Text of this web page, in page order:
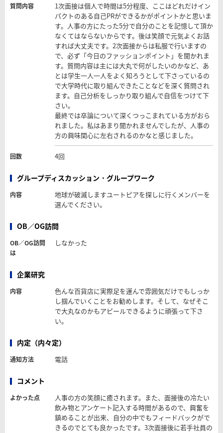
質問内容
1次面接は個人で時間は5分程度、ここはどれだけイン
パクトのある自己PRができるかがポイントかと思いま
す。人事の方にたった5分で自分のことを記憶して頂か
なくてはならないからです。後は笑顔で元気よくお話
すれば大丈夫です。2次面接からは私服で行いますの
で、必ず「今日のファッションポイント」を聞かれま
す。質問内容は主には大丸で何がしたいのかなど、あ
とは学生一人一人をよく知ろうとして下さっているの
で大学時代に取り組んできたことなどを深く質問され
ます。自己分析をしっかり取り組んで自信をつけて下
さい。
最終では卒論について深くつっこまれている方がおら
れました。私はあまり聞かれませんでしたが、人事の
方の興味関心に左右されるのかなと感じました。
回数 4回
グループディスカッション・グループワーク
内容
地球が破滅しますユートピアを探しに行くメンバーを
選んでください。
OB／OG訪問
OB／OG訪問
は
しなかった
企業研究
内容
色んな百貨店に実際足を運んで雰囲気だけでもしっか
し掴んでいくことをお勧めします。そして、なぜそこ
で大丸なのかもアピールできるように頑張って下さ
い。
内定（内々定）
通知方法 電話
コメント
よかった点
人事の方の笑顔に癒されます。また、面接後の冷たい
飲み物とアンケート記入する時間があるので、興奮を
鎮めることが出来、自分の中でもフィードバックがで
きるのでとても良かったです。3次面接後に若手社員の